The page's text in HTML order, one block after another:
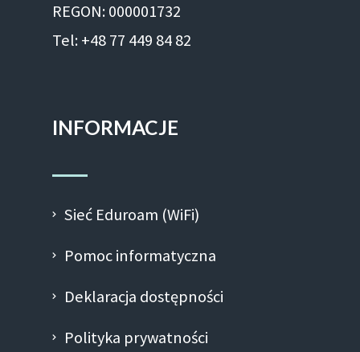
REGON: 000001732
Tel: +48 77 449 84 82
INFORMACJE
Sieć Eduroam (WiFi)
Pomoc informatyczna
Deklaracja dostępności
Polityka prywatności